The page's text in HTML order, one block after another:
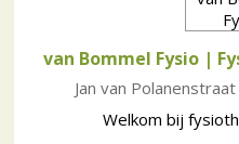
van Bommel Fysio |
Jan van
Welkom bij